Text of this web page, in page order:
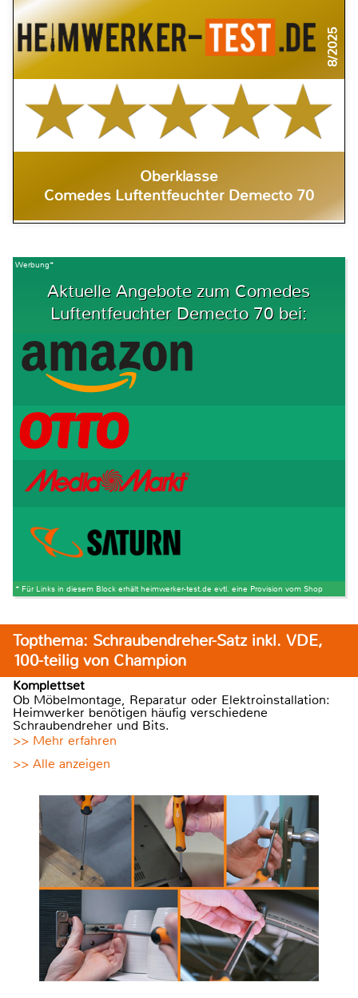
8/2025
Oberklasse
Comedes Luftentfeuchter Demecto 70
Werbung*
Aktuelle Angebote zum Comedes
Luftentfeuchter Demecto 70 bei:
* Für Links in diesem Block erhält heimwerker-test.de evtl. eine Provision vom Shop
Topthema: Schraubendreher-Satz inkl. VDE,
100-teilig von Champion
Komplettset
Ob Möbelmontage, Reparatur oder Elektroinstallation:
Heimwerker benötigen häufig verschiedene
Schraubendreher und Bits.
>> Mehr erfahren
>> Alle anzeigen